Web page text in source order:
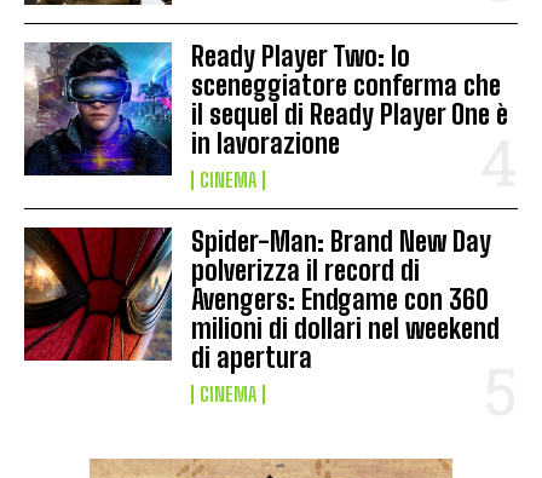
Ready Player Two: lo
sceneggiatore conferma che
il sequel di Ready Player One è
in lavorazione
CINEMA
Spider-Man: Brand New Day
polverizza il record di
Avengers: Endgame con 360
milioni di dollari nel weekend
di apertura
CINEMA